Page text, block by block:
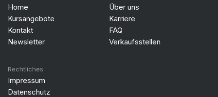
Home
Kursangebote
Kontakt
Newsletter
Über uns
Karriere
FAQ
Verkaufsstellen
Rechtliches
Impressum
Datenschutz